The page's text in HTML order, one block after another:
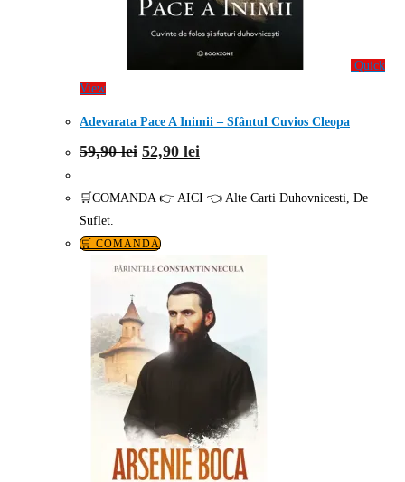
Quick
View
Adevarata Pace A Inimii – Sfântul Cuvios Cleopa
59,90lei Prețul
inițial
fost:
52,90 lei
52,90 lei.
🛒COMANDA 👉 AICI 👈 Alte Carti Duhovnicesti, De
Suflet.
🛒 COMANDA